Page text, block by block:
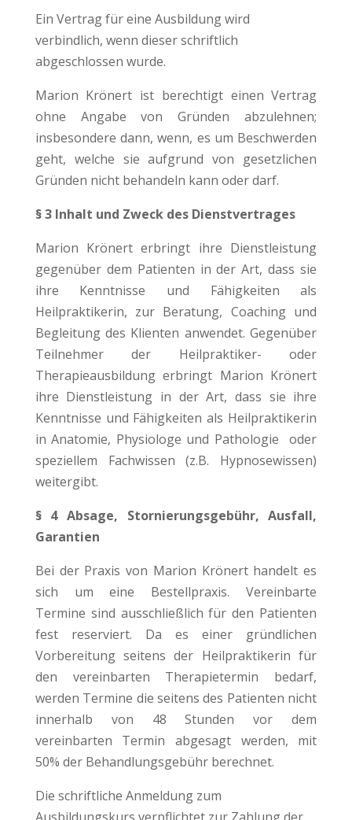
Ein Vertrag für eine Ausbildung wird
verbindlich, wenn dieser schriftlich
abgeschlossen wurde.
Marion Krönert ist berechtigt einen Vertrag
ohne Angabe von Gründen abzulehnen;
insbesondere dann, wenn, es um Beschwerden
geht, welche sie aufgrund von gesetzlichen
Gründen nicht behandeln kann oder darf.
§ 3 Inhalt und Zweck des Dienstvertrages
Marion Krönert erbringt ihre Dienstleistung
gegenüber dem Patienten in der Art, dass sie
ihre Kenntnisse und Fähigkeiten als
Heilpraktikerin, zur Beratung, Coaching und
Begleitung des Klienten anwendet. Gegenüber
Teilnehmer der Heilpraktiker- oder
Therapieausbildung erbringt Marion Krönert
ihre Dienstleistung in der Art, dass sie ihre
Kenntnisse und Fähigkeiten als Heilpraktikerin
in Anatomie, Physiologe und Pathologie oder
speziellem Fachwissen (z.B. Hypnosewissen)
weitergibt.
§ 4 Absage, Stornierungsgebühr, Ausfall,
Garantien
Bei der Praxis von Marion Krönert handelt es
sich um eine Bestellpraxis. Vereinbarte
Termine sind ausschließlich für den Patienten
fest reserviert. Da es einer gründlichen
Vorbereitung seitens der Heilpraktikerin für
den vereinbarten Therapietermin bedarf,
werden Termine die seitens des Patienten nicht
innerhalb von 48 Stunden vor dem
vereinbarten Termin abgesagt werden, mit
50% der Behandlungsgebühr berechnet.
Die schriftliche Anmeldung zum
Ausbildungskurs verpflichtet zur Zahlung der